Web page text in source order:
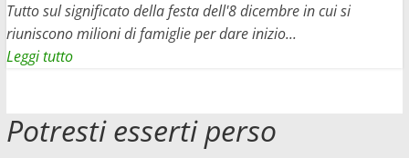
Tutto sul significato della festa dell'8 dicembre in cui si
riuniscono milioni di famiglie per dare inizio...
Leggi tuttoLeggi
su
8
Potresti esserti perso